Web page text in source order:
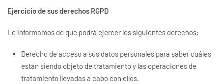
Ejercicio de sus derechos RGPD
Le informamos de que podrá ejercer los siguientes derechos:
Derecho de acceso a sus datos personales para saber cuáles
están siendo objeto de tratamiento y las operaciones de
tratamiento llevadas a cabo con ellos.